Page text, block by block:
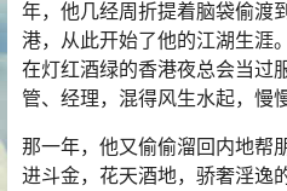
年，他几经周折提着脑袋偷渡
港，从此开始了他的江湖生涯
在灯红酒绿的香港夜总会当过
管、经理，混得风生水起，慢慢
那一年，他又偷偷溜回内地帮
进斗金，花天酒地，骄奢淫逸